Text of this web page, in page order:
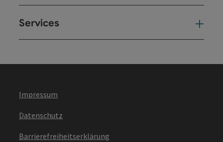
Services
Impressum
Datenschutz
Barrierefreiheitserklärung